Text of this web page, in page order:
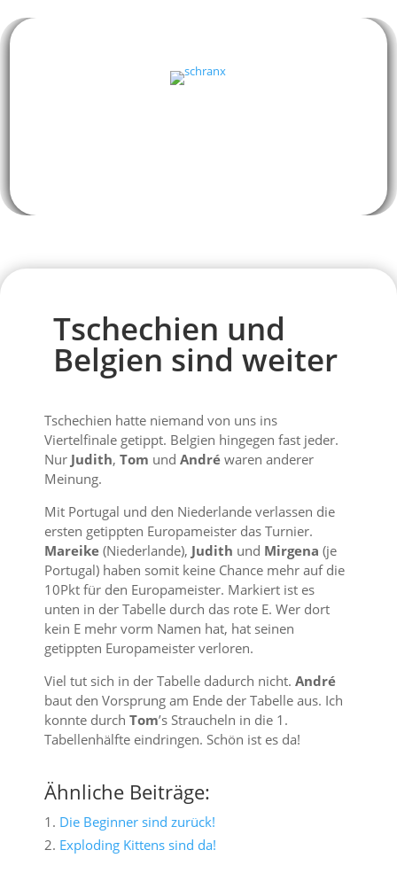
Tschechien und
Belgien sind weiter
Tschechien hatte niemand von uns ins
Viertelfinale getippt. Belgien hingegen fast jeder.
Nur Judith, Tom und André waren anderer
Meinung.
Mit Portugal und den Niederlande verlassen die
ersten getippten Europameister das Turnier.
Mareike (Niederlande), Judith und Mirgena (je
Portugal) haben somit keine Chance mehr auf die
10Pkt für den Europameister. Markiert ist es
unten in der Tabelle durch das rote E. Wer dort
kein E mehr vorm Namen hat, hat seinen
getippten Europameister verloren.
Viel tut sich in der Tabelle dadurch nicht. André
baut den Vorsprung am Ende der Tabelle aus. Ich
konnte durch Tom’s Straucheln in die 1.
Tabellenhälfte eindringen. Schön ist es da!
Ähnliche Beiträge:
Die Beginner sind zurück!
Exploding Kittens sind da!